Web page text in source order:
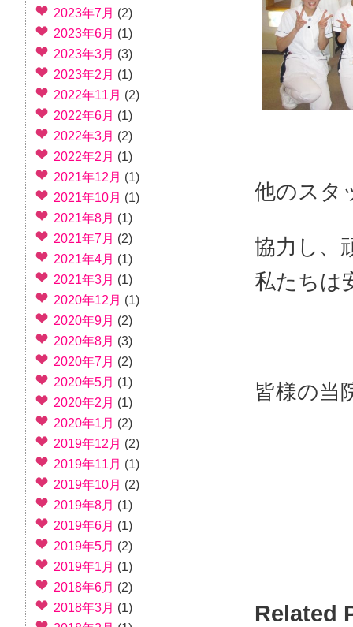
他のスタ
協力し、
私たちは
皆様の当
Related
2023年7月 (2)
2023年6月 (1)
2023年3月 (3)
2023年2月 (1)
2022年11月 (2)
2022年6月 (1)
2022年3月 (2)
2022年2月 (1)
2021年12月 (1)
2021年10月 (1)
2021年8月 (1)
2021年7月 (2)
2021年4月 (1)
2021年3月 (1)
2020年12月 (1)
2020年9月 (2)
2020年8月 (3)
2020年7月 (2)
2020年5月 (1)
2020年2月 (1)
2020年1月 (2)
2019年12月 (2)
2019年11月 (1)
2019年10月 (2)
2019年8月 (1)
2019年6月 (1)
2019年5月 (2)
2019年1月 (1)
2018年6月 (2)
2018年3月 (1)